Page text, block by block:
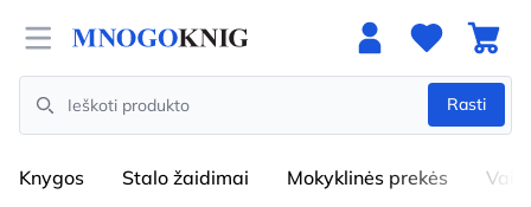
Open menu
Search
Rasti
Knygos Stalo žaidimai Mokyklinės prekės